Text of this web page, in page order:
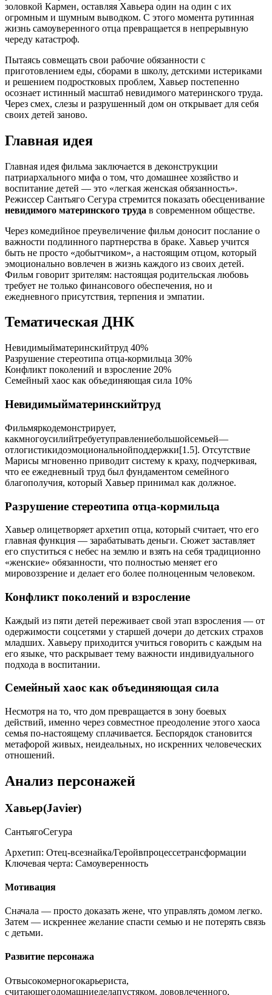
золовкой Кармен, оставляя Хавьера один на один с их
огромным и шумным выводком. С этого момента рутинная
жизнь самоуверенного отца превращается в непрерывную
череду катастроф.
Пытаясь совмещать свои рабочие обязанности с
приготовлением еды, сборами в школу, детскими истериками
и решением подростковых проблем, Хавьер постепенно
осознает истинный масштаб невидимого материнского труда.
Через смех, слезы и разрушенный дом он открывает для себя
своих детей заново.
Главная идея
Главная идея фильма заключается в деконструкции
патриархального мифа о том, что домашнее хозяйство и
воспитание детей — это «легкая женская обязанность».
Режиссер Сантьяго Сегура стремится показать обесценивание
невидимого материнского труда в современном обществе.
Через комедийное преувеличение фильм доносит послание о
важности подлинного партнерства в браке. Хавьер учится
быть не просто «добытчиком», а настоящим отцом, который
эмоционально вовлечен в жизнь каждого из своих детей.
Фильм говорит зрителям: настоящая родительская любовь
требует не только финансового обеспечения, но и
ежедневного присутствия, терпения и эмпатии.
Тематическая ДНК
Невидимыйматеринскийтруд 40%
Разрушение стереотипа отца-кормильца 30%
Конфликт поколений и взросление 20%
Семейный хаос как объединяющая сила 10%
Невидимыйматеринскийтруд
Фильмяркодемонстрирует,
какмногоусилийтребуетуправлениебольшойсемьей—
отлогистикидоэмоциональнойподдержки[1.5]. Отсутствие
Марисы мгновенно приводит систему к краху, подчеркивая,
что ее ежедневный труд был фундаментом семейного
благополучия, который Хавьер принимал как должное.
Разрушение стереотипа отца-кормильца
Хавьер олицетворяет архетип отца, который считает, что его
главная функция — зарабатывать деньги. Сюжет заставляет
его спуститься с небес на землю и взять на себя традиционно
«женские» обязанности, что полностью меняет его
мировоззрение и делает его более полноценным человеком.
Конфликт поколений и взросление
Каждый из пяти детей переживает свой этап взросления — от
одержимости соцсетями у старшей дочери до детских страхов
младших. Хавьеру приходится учиться говорить с каждым на
его языке, что раскрывает тему важности индивидуального
подхода в воспитании.
Семейный хаос как объединяющая сила
Несмотря на то, что дом превращается в зону боевых
действий, именно через совместное преодоление этого хаоса
семья по-настоящему сплачивается. Беспорядок становится
метафорой живых, неидеальных, но искренних человеческих
отношений.
Анализ персонажей
Хавьер(Javier)
СантьягоСегура
Архетип: Отец-всезнайка/Геройвпроцессетрансформации
Ключевая черта: Самоуверенность
Мотивация
Сначала — просто доказать жене, что управлять домом легко.
Затем — искреннее желание спасти семью и не потерять связь
с детьми.
Развитие персонажа
Отвысокомерногокарьериста,
считающегодомашниеделапустяком, дововлеченного,